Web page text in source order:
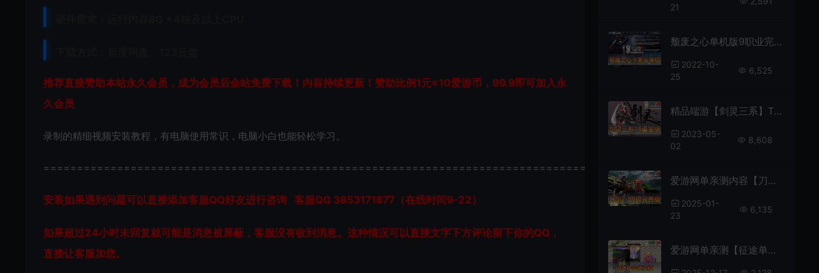
推荐直接赞助本站永久会员，成为会员后全站免费下载！内容持续更新！赞助比例1元=10爱游币，99.9即可加入永
久会员
录制的精细视频安装教程，有电脑使用常识，电脑小白也能轻松学习。
===========================================================================================
安装如果遇到问题可以直接添加客服QQ好友进行咨询 客服QQ 3853171877（在线时间9-22）
如果超过24小时未回复就可能是消息被屏蔽，客服没有收到消息。这种情况可以直接文字下方评论留下你的QQ，
直接让客服加您。
21
颓废之心单机版9职业完整任务GM无限红利网游单机虚拟机一键端附带4职业版本
2022-10-
25
6,525
精品端游【剑灵三系】T1鎏金微变版全武器幻化无CD武器切割宝石（原价值158可乐5.0版本）
2023-05-
02
8,608
爱游网单亲测内容【刀剑2】89级五阶天武完善任务剧情忘川地图内置GM控制台视频安装教学爱游网单整合网游单机版虚拟机一键端
2025-01-
23
6,135
爱游网单亲测【征途单机版】最新整理魔盒超变带内辅GM命令工具可刷物品道具虚拟机一键端视频安装教学